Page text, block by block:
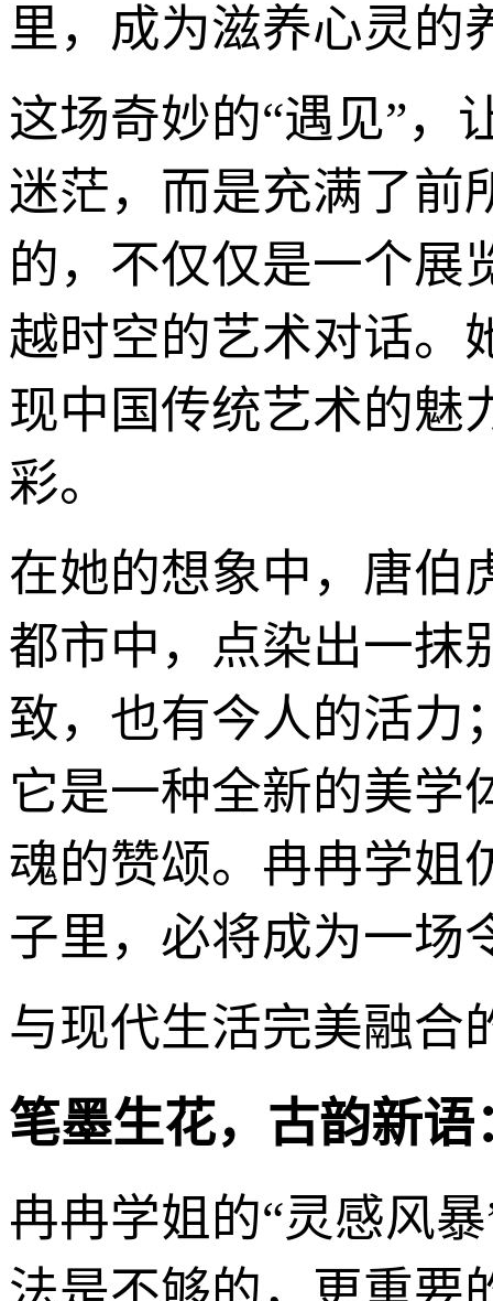
里，成为滋养心灵的
这场奇妙的“遇见”，
迷茫，而是充满了前
的，不仅仅是一个展
越时空的艺术对话。
现中国传统艺术的魅
彩。
在她的想象中，唐伯
都市中，点染出一抹
致，也有今人的活力
它是一种全新的美学
魂的赞颂。冉冉学姐
子里，必将成为一场
与现代生活完美融合
笔墨生花，古韵新
冉冉学姐的“灵感风